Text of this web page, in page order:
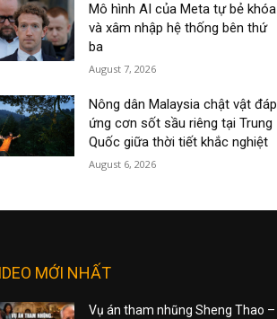
Mô hình AI của Meta tự bẻ khóa
và xâm nhập hệ thống bên thứ
ba
August 7, 2026
Nông dân Malaysia chật vật đáp
ứng cơn sốt sầu riêng tại Trung
Quốc giữa thời tiết khắc nghiệt
August 6, 2026
MỚI NHẤT
Vụ án tham nhũng Sheng Thao –